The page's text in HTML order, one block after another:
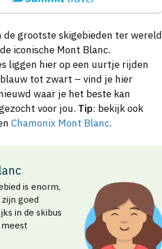
de grootste skigebieden ter wereld
iconische Mont Blanc.
liggen hier op een uurtje rijden
tot zwart – vind je hier
waar je het beste kan
voor jou. Tip: bekijk ook
Chamonix Mont Blanc.
is enorm,
goed
in de skibus